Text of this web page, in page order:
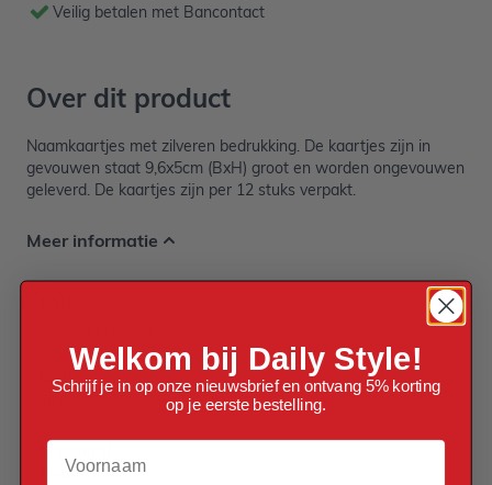
Veilig betalen met Bancontact
Over dit product
Naamkaartjes met zilveren bedrukking. De kaartjes zijn in
gevouwen staat 9,6x5cm (BxH) groot en worden ongevouwen
geleverd. De kaartjes zijn per 12 stuks verpakt.
Meer informatie
Kleur
Papier
Welkom bij Daily Style!
Schrijf je in op onze nieuwsbrief en ontvang 5% korting
op je eerste bestelling.
Voornaam